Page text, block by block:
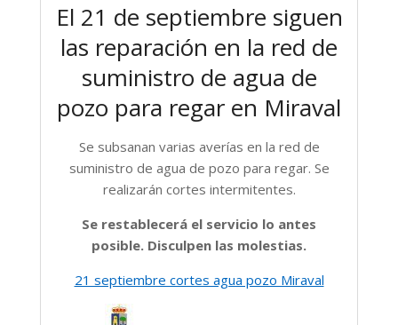
El 21 de septiembre siguen
las reparación en la red de
suministro de agua de
pozo para regar en Miraval
Se subsanan varias averías en la red de
suministro de agua de pozo para regar. Se
realizarán cortes intermitentes.
Se restablecerá el servicio lo antes
posible. Disculpen las molestias.
21 septiembre cortes agua pozo Miraval